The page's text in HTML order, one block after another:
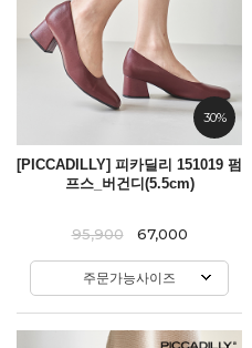
30%
[PICCADILLY] 피카딜리 151019 펌
프스_버건디(5.5cm)
95,900 67,000
주문가능사이즈